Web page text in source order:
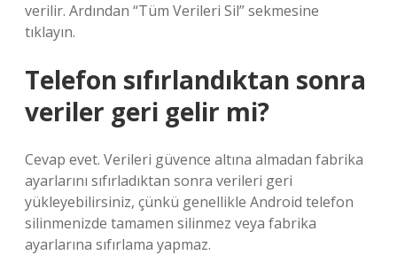
verilir. Ardından “Tüm Verileri Sil” sekmesine
tıklayın.
Telefon sıfırlandıktan sonra
veriler geri gelir mi?
Cevap evet. Verileri güvence altına almadan fabrika
ayarlarını sıfırladıktan sonra verileri geri
yükleyebilirsiniz, çünkü genellikle Android telefon
silinmenizde tamamen silinmez veya fabrika
ayarlarına sıfırlama yapmaz.